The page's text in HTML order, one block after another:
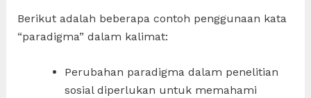
Berikut adalah beberapa contoh penggunaan kata
“paradigma” dalam kalimat:
Perubahan paradigma dalam penelitian
sosial diperlukan untuk memahami